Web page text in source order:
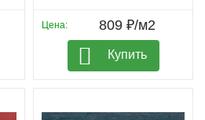
Цена: 809 ₽/м2
Купить